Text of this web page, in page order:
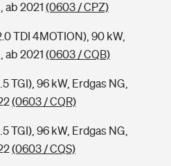
ab 2021 (0603 / CPZ)
TDI 4MOTION), 90 kW,
ab 2021 (0603 / CQB)
TGI), 96 kW, Erdgas NG,
(0603 / CQR)
TGI), 96 kW, Erdgas NG,
(0603 / CQS)